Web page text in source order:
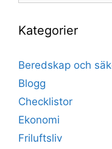
Kategorier
Beredskap och
Blogg
Checklistor
Ekonomi
Friluftsliv